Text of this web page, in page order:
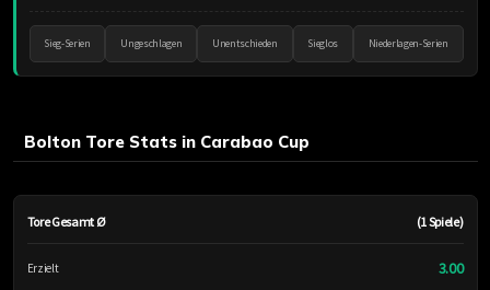
Sieg-Serien Ungeschlagen Unentschieden Sieglos Niederlagen-Serien
Bolton Tore Stats in Carabao Cup
Tore Gesamt Ø (1 Spiele)
Erzielt 3.00